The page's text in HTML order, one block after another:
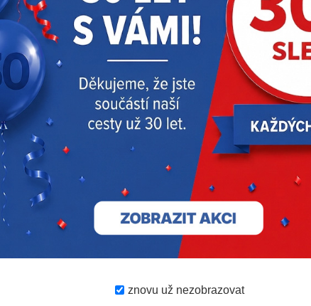
znovu už nezobrazovat
evropské i mezinárodní bezpečnostní normy a disponuje
efektivní a spolehlivý provoz
v nejrůznějších
se solární energií
či odborná firma!